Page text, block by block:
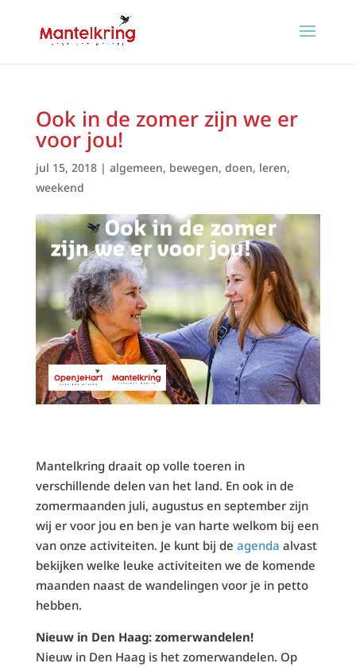
Ook in de zomer zijn we er
voor jou!
jul 15, 2018| algemeen, bewegen, doen, leren,
weekend
Mantelkring draait op volle toeren in
verschillende delen van het land. En ook in de
zomermaanden juli, augustus en september zijn
wij er voor jou en ben je van harte welkom bij een
van onze activiteiten. Je kunt bij de agenda alvast
bekijken welke leuke activiteiten we de komende
maanden naast de wandelingen voor je in petto
hebben.
Nieuw in Den Haag: zomerwandelen!
Nieuw in Den Haag is het zomerwandelen. Op